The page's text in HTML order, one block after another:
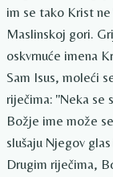
im se tako Krist
Maslinskoj gori.
oskvrnuće imena
Sam Isus, moleći
riječima: "Neka se
Božje ime može
slušaju Njegov
Drugim riječima,